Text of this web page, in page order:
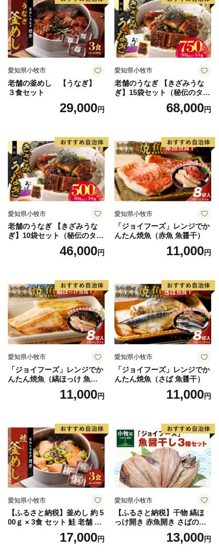
愛知県小牧市
老舗の釜めし 【うなぎ】
３食セット
29,000円
愛知県小牧市
老舗のうなぎ 【きざみうな
ぎ】15袋セット（秘伝のタレ
68,000円
愛知県小牧市
老舗のうなぎ 【きざみうな
ぎ】10袋セット（秘伝のタレ
46,000円
愛知県小牧市
「ジョイフーズ」レンジでか
んたん焼魚（赤魚 魚醤干）
11,000円
愛知県小牧市
「ジョイフーズ」レンジでか
んたん焼魚（縞ほっけ 魚醤
11,000円
愛知県小牧市
「ジョイフーズ」レンジでか
んたん焼魚（さば 魚醤干）
11,000円
愛知県小牧市
【ふるさと納税】釜めし 約 5
00ｇ × 3食 セット 鮭 老舗 急
速冷凍 レンチン 時短 簡単調
理 食品 加工品 海鮮 手作り
17,000円
愛知県小牧市
【ふるさと納税】干物 縞ほ
っけ開き 赤魚開き さばの開
き 魚醤干し 3種 セット 詰め
合わせ 魚 おかず 肉厚 おいし
13,000円